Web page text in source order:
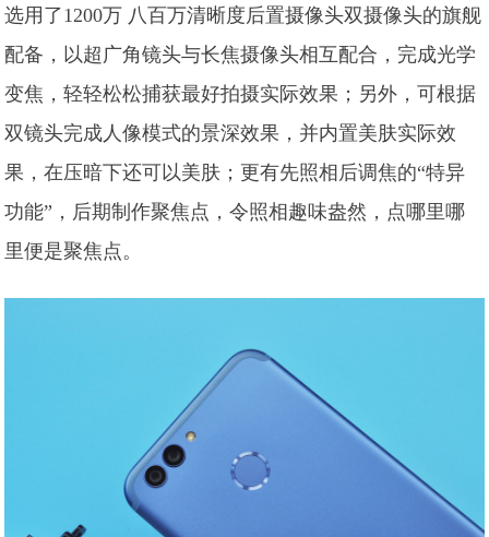
选用了1200万 八百万清晰度后置摄像头双摄像头的旗舰
配备，以超广角镜头与长焦摄像头相互配合，完成光学
变焦，轻轻松松捕获最好拍摄实际效果；另外，可根据
双镜头完成人像模式的景深效果，并内置美肤实际效
果，在压暗下还可以美肤；更有先照相后调焦的“特异
功能”，后期制作聚焦点，令照相趣味盎然，点哪里哪
里便是聚焦点。